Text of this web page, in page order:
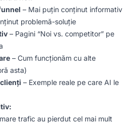
– Mai puțin conținut informativ
problemă-soluție
– Pagini “Noi vs. competitor” pe
– Cum funcționăm cu alte
asta)
– Exemple reale pe care AI le
trafic au pierdut cel mai mult